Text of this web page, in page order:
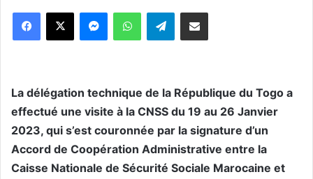
WhatsApp Telegram
La délégation technique de la République du Togo a
effectué une visite à la CNSS du 19 au 26 Janvier
2023, qui s’est couronnée par la signature d’un
Accord de Coopération Administrative entre la
Caisse Nationale de Sécurité Sociale Marocaine et